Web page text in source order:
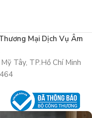
Mại Dịch Vụ Âm
Tây, TP.Hồ Chí Minh